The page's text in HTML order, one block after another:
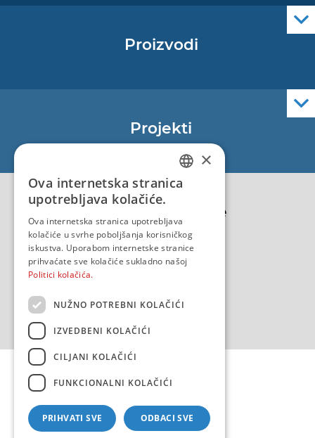
Proizvodi
Projekti
EU - Projekt Core
EU - EU/IPA Projekt JASPPer
EU - Projekt NauTour
Politika kvalitete
Copyright 2026 by HHI
CROATIAN
×
Ova internetska stranica
upotrebljava kolačiće.
Ova internetska stranica upotrebljava
kolačiće u svrhe poboljšanja korisničkog
iskustva. Uporabom internetske stranice
prihvaćate sve kolačiće sukladno našoj
Politici kolačića.
NUŽNO POTREBNI KOLAČIĆI
IZVEDBENI KOLAČIĆI
CILJANI KOLAČIĆI
FUNKCIONALNI KOLAČIĆI
PRIHVATI SVE ODBACI SVE